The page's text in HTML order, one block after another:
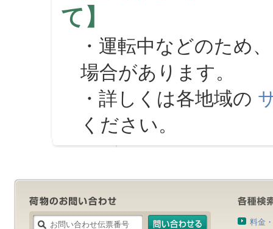
て】
・運転中などのため
場合があります。
・詳しくは各地域の
ください。
料金